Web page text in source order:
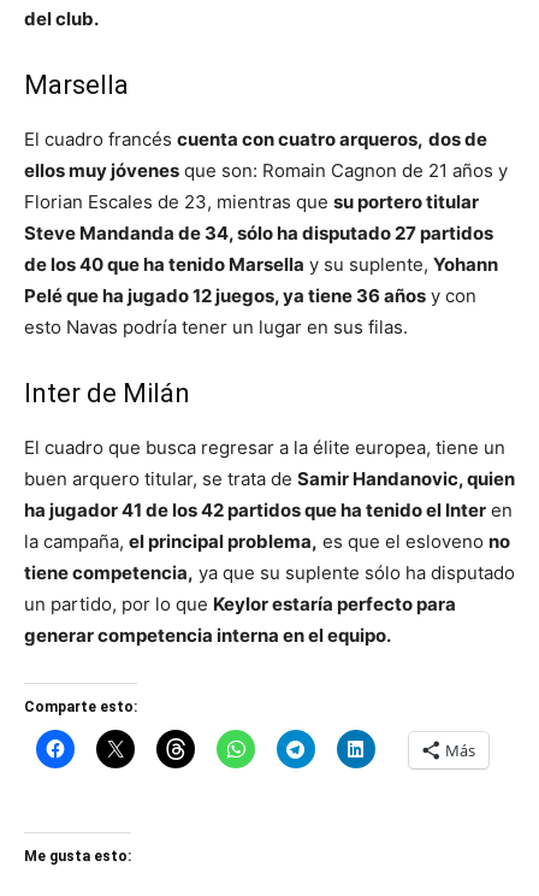
del club.
Marsella
El cuadro francés cuenta con cuatro arqueros, dos de
ellos muy jóvenes que son: Romain Cagnon de 21 años y
Florian Escales de 23, mientras que su portero titular
Steve Mandanda de 34, sólo ha disputado 27 partidos
de los 40 que ha tenido Marsella y su suplente, Yohann
Pelé que ha jugado 12 juegos, ya tiene 36 años y con
esto Navas podría tener un lugar en sus filas.
Inter de Milán
El cuadro que busca regresar a la élite europea, tiene un
buen arquero titular, se trata de Samir Handanovic, quien
ha jugador 41 de los 42 partidos que ha tenido el Inter en
la campaña, el principal problema, es que el esloveno no
tiene competencia, ya que su suplente sólo ha disputado
un partido, por lo que Keylor estaría perfecto para
generar competencia interna en el equipo.
Comparte esto:
Más
Me gusta esto: